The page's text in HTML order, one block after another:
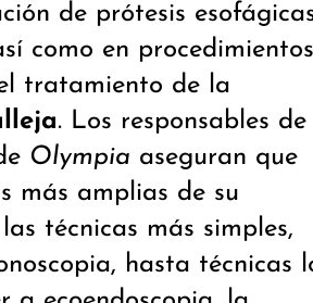
de prótesis
como en procedimientos
tratamiento de la
. Los responsables de
Olympia aseguran que
más amplias de su
técnicas más simples,
hasta técnicas